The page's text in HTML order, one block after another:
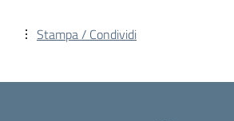
Stampa / Condividi